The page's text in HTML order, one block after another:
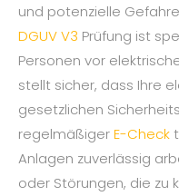
und potenzielle
DGUV V3 Prüfung ist
Personen vor
stellt sicher, dass Ihre
gesetzlichen
regelmäßigerE-Check
Anlagen zuverlässig
oder Störungen, die zu